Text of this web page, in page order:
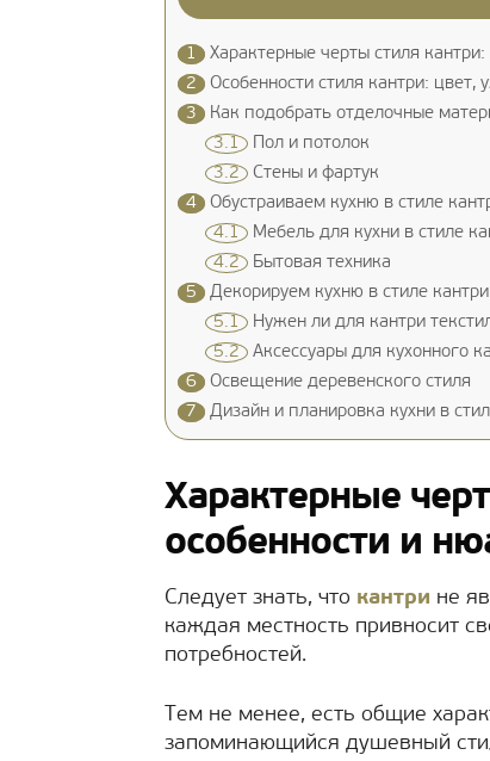
1
Характерные черты стиля
2
Особенности стиля кантри: цвет,
3
Как подобрать отделочные
3.1 Пол и потолок
3.2 Стены и фартук
4
Обустраиваем кухню в стиле
4.1 Мебель для кухни в стиле
4.2 Бытовая техника
5
Декорируем кухню в стиле кантри
5.1 Нужен ли для кантри
5.2 Аксессуары для кухонного
6
Освещение деревенского стиля
7
Дизайн и планировка кухни в
Характерные
особенности и
Следует знать, что кантри не
каждая местность привносит
потребностей.
Тем не менее, есть общие
запоминающийся душевный